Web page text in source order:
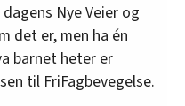
Nye Veier og
det er, men ha én
barnet heter er
til FriFagbevegelse.